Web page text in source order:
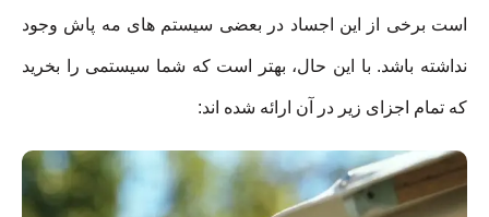
است برخی از این اجساد در بعضی سیستم های مه پاش وجود
نداشته باشد. با این حال، بهتر است که شما سیستمی را بخرید
که تمام اجزای زیر در آن ارائه شده اند: